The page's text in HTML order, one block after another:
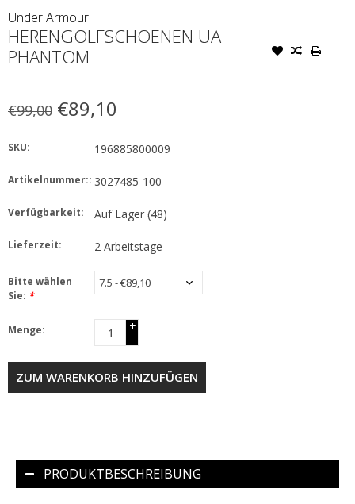
Under Armour
HERENGOLFSCHOENEN UA
PHANTOM
€99,00 €89,10
SKU: 196885800009
Artikelnummer:: 3027485-100
Verfügbarkeit: Auf Lager(48)
Lieferzeit: 2 Arbeitstage
Bitte wählen
Sie: *
Menge:
+
-
ZUM WARENKORB HINZUFÜGEN
PRODUKTBESCHREIBUNG